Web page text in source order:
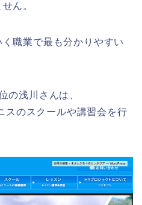
ん。
職業で最も分かりやすい
の浅川さんは、
スのスクールや講習会を行